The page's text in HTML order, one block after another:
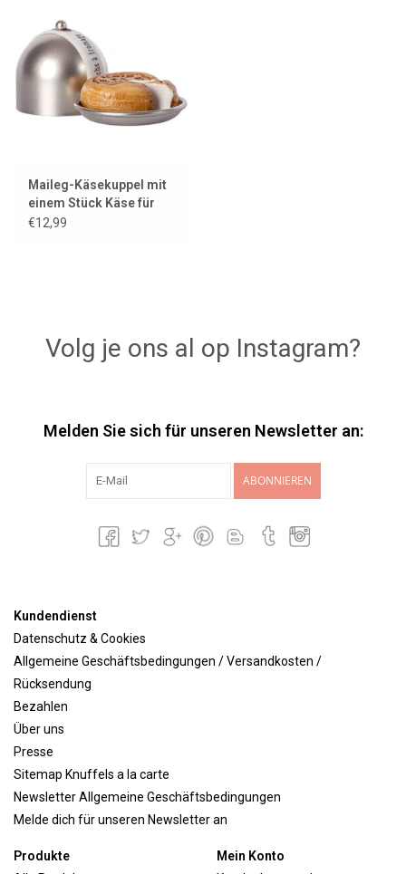
Maileg-Käsekuppel mit
einem Stück Käse für
die kleinen Mäuse
€12,99
Volg je ons al op Instagram?
Melden Sie sich für unseren Newsletter an:
ABONNIEREN
Kundendienst
Datenschutz & Cookies
Allgemeine Geschäftsbedingungen / Versandkosten /
Rücksendung
Bezahlen
Über uns
Presse
Sitemap Knuffels a la carte
Newsletter Allgemeine Geschäftsbedingungen
Melde dich für unseren Newsletter an
Produkte
Mein Konto